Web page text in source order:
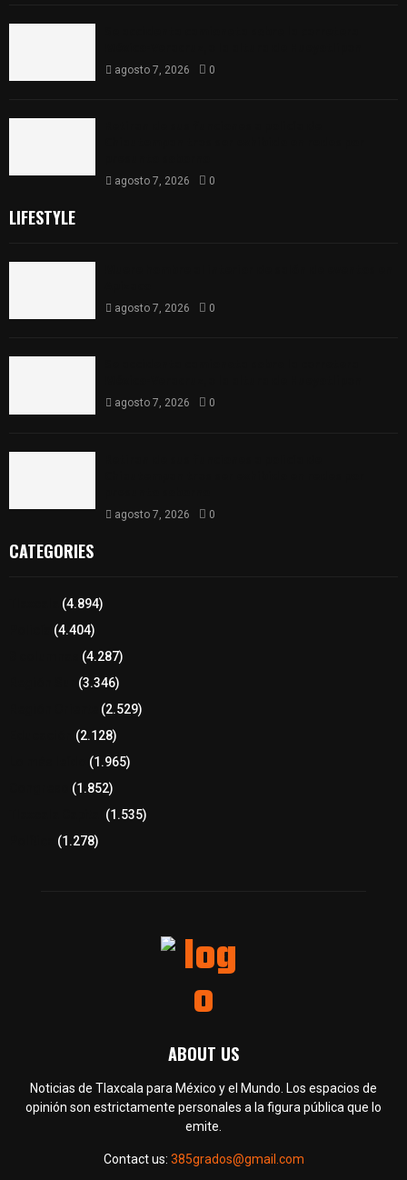
agosto 7, 2026 0
agosto 7, 2026 0
LIFESTYLE
agosto 7, 2026 0
agosto 7, 2026 0
agosto 7, 2026 0
CATEGORIES
(4.894)
(4.404)
(4.287)
(3.346)
(2.529)
(2.128)
(1.965)
(1.852)
(1.535)
(1.278)
ABOUT US
Noticias de Tlaxcala para México y el Mundo. Los espacios de
opinión son estrictamente personales a la figura pública que lo
emite.
Contact us: 385grados@gmail.com